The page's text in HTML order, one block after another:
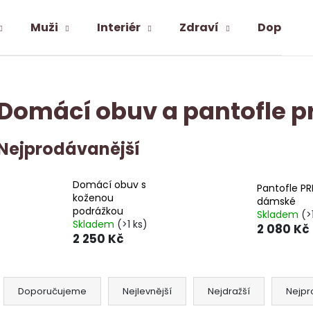
Muži Interiér Zdraví Doplňky
obuv a pantofle
Domácí obuv s
koženou
podrážkou
Skladem (>1 ks)
2 250 Kč
Pantofle
dámské
Skladem
2 080 Kč
Ř
Doporučujeme Nejlevnější Nejdražší
Doporučujeme
ALPAKA PONOŽKY SNEAKER MID-CUT
PODSEDÁK S